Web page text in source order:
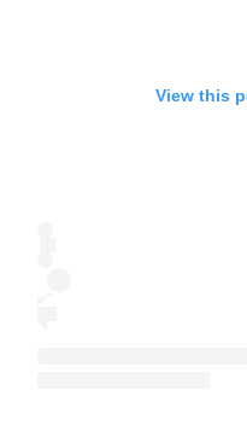
View this